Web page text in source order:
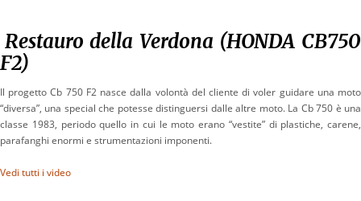
Restauro della Verdona (HONDA CB750
F2)
Il progetto Cb 750 F2 nasce dalla volontà del cliente di voler guidare una moto
“diversa”, una special che potesse distinguersi dalle altre moto. La Cb 750 è una
classe 1983, periodo quello in cui le moto erano “vestite” di plastiche, carene,
parafanghi enormi e strumentazioni imponenti.
Vedi tutti i video